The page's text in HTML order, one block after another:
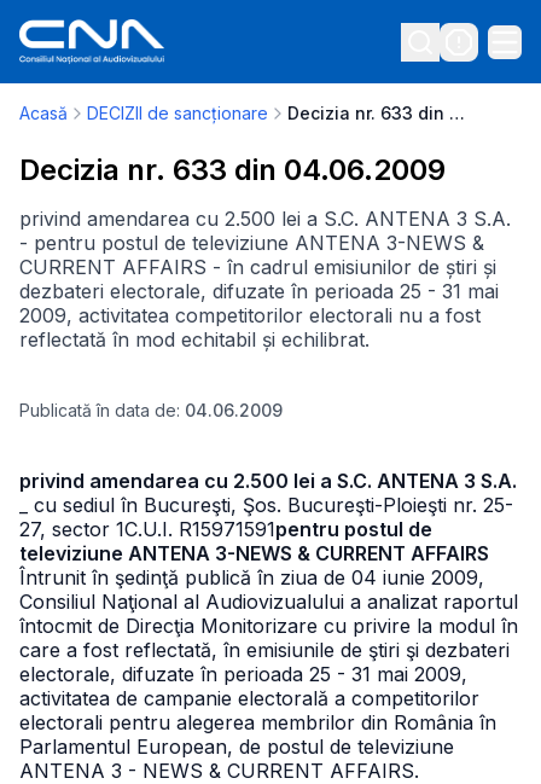
Acasă DECIZII de sancționare Decizia nr. 633 din 04.06.2009
Decizia nr. 633 din 04.06.2009
privind amendarea cu 2.500 lei a S.C. ANTENA 3 S.A.
- pentru postul de televiziune ANTENA 3-NEWS &
CURRENT AFFAIRS - în cadrul emisiunilor de știri și
dezbateri electorale, difuzate în perioada 25 - 31 mai
2009, activitatea competitorilor electorali nu a fost
reflectată în mod echitabil și echilibrat.
Publicată în data de: 04.06.2009
privind amendarea cu 2.500 lei a S.C. ANTENA 3 S.A.
_ cu sediul în Bucureşti, Şos. Bucureşti-Ploieşti nr. 25-
27, sector 1C.U.I. R15971591pentru postul de
televiziune ANTENA 3-NEWS & CURRENT AFFAIRS
Întrunit în şedinţă publică în ziua de 04 iunie 2009,
Consiliul Naţional al Audiovizualului a analizat raportul
întocmit de Direcţia Monitorizare cu privire la modul în
care a fost reflectată, în emisiunile de ştiri şi dezbateri
electorale, difuzate în perioada 25 - 31 mai 2009,
activitatea de campanie electorală a competitorilor
electorali pentru alegerea membrilor din România în
Parlamentul European, de postul de televiziune
ANTENA 3 - NEWS & CURRENT AFFAIRS.